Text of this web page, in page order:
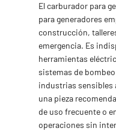
El carburador para
para generadores
construcción,
emergencia. Es
herramientas
sistemas de
industrias sensibles
una pieza
de uso frecuente o
operaciones sin